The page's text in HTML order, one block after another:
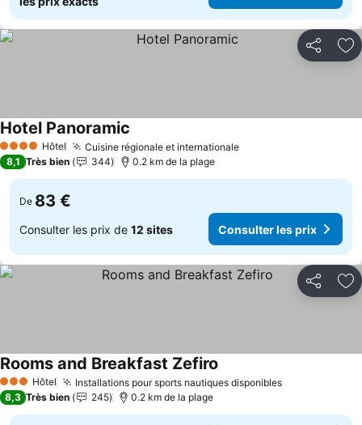
Partager
4 Étoiles Hôtel Cuisine régionale et internationaleConsulter les prix
Hotel Panoramic
8,1 Très bien 344 0.2 km de la plage
De 83 €
Consulter les prix de 12 sites Consulter les prix
Partager
3 ÉtoilesHôtel Installations pour sports nautiques disponiblesConsulter
Rooms and Breakfast Zefiro
8,3 Très bien 245 0.2 km de la plage